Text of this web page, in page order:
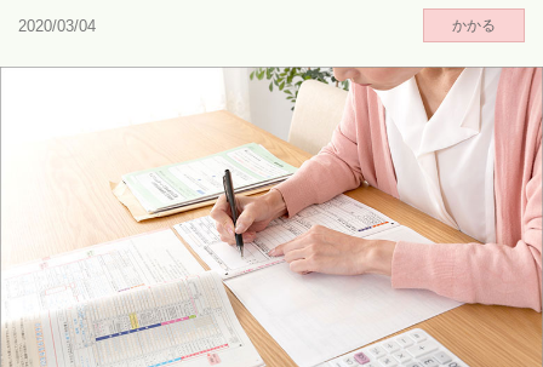
2020/03/04 かかる